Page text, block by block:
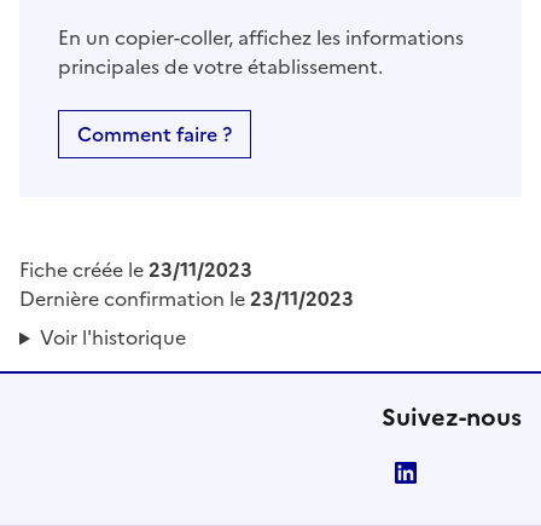
En un copier-coller, affichez les informations
principales de votre établissement.
Comment faire ?
Fiche créée le23/11/2023
Dernière confirmation le23/11/2023
Voir l'historique
Suivez-nous